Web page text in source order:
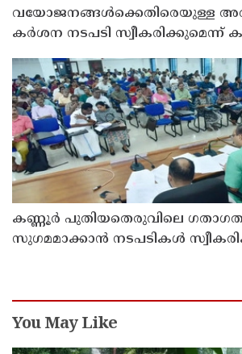
വയോജനങ്ങൾക്കെതിരെയുള്ള
കർശന നടപടി സ്വീകരിക്കുമെന്ന്
കണ്ണൂർ പുതിയതെരുവിലെ
സുഗമമാക്കാന്‍ നടപടികള്‍
You May Like